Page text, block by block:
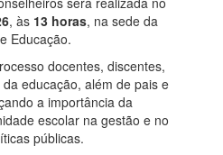
, às 13 horas, na sede da
Educação.
docentes, discentes,
educação, além de pais e
a importância da
escolar na gestão e no
públicas.